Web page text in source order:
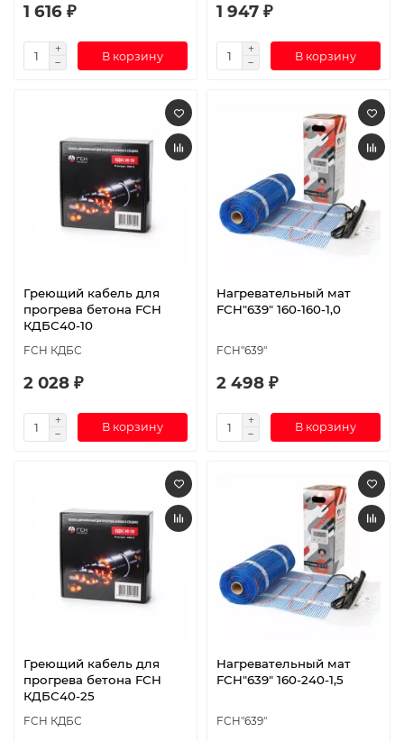
1 616 ₽
В корзину
1 947 ₽
В корзину
Греющий кабель для
прогрева бетона FCH
КДБС40-10
FCH КДБС
2 028 ₽
В корзину
Нагревательный мат
FCH"639" 160-160-1,0
FCH"639"
2 498 ₽
В корзину
Греющий кабель для
прогрева бетона FCH
КДБС40-25
FCH КДБС
Нагревательный мат
FCH"639" 160-240-1,5
FCH"639"